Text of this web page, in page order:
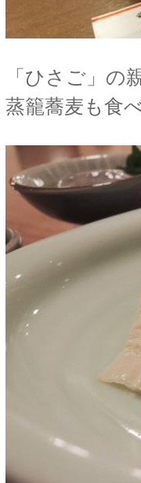
「ひさご」の
蒸籠蕎麦も食